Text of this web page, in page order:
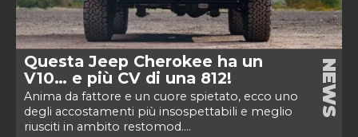
Questa Jeep Cherokee ha un
V10… e più CV di una 812!
Anima da fattore e un cuore spietato, ecco uno
degli accostamenti più insospettabili e meglio
riusciti in ambito restomod....
NEWS